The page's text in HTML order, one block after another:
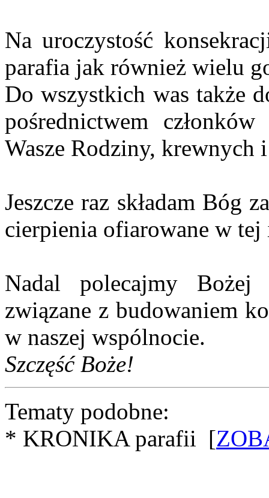
Na uroczystość
parafia jak również wielu
Do wszystkich was także
pośrednictwem
Wasze Rodziny, krewnych
Jeszcze raz składam Bóg
cierpienia ofiarowane w
Nadal polecajmy Bożej
związane z budowaniem
w naszej wspólnocie.
Szczęść Boże!
Tematy podobne:
* KRONIKA parafii [